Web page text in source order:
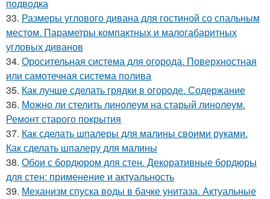
подводка
33. Размеры углового дивана для гостиной со спальным
местом. Параметры компактных и малогабаритных
угловых диванов
34. Оросительная система для огорода. Поверхностная
или самотечная система полива
35. Как лучше сделать грядки в огороде. Содержание
36. Можно ли стелить линолеум на старый линолеум.
Ремонт старого покрытия
37. Как сделать шпалеры для малины своими руками.
Как сделать шпалеру для малины
38. Обои с бордюром для стен. Декоративные бордюры
для стен: применение и актуальность
39. Механизм спуска воды в бачке унитаза. Актуальные